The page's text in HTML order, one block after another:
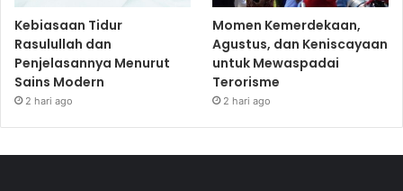
Kebiasaan Tidur
Rasulullah dan
Penjelasannya Menurut
Sains Modern
2 hari ago
Momen Kemerdekaan,
Agustus, dan Keniscayaan
untuk Mewaspadai
Terorisme
2 hari ago